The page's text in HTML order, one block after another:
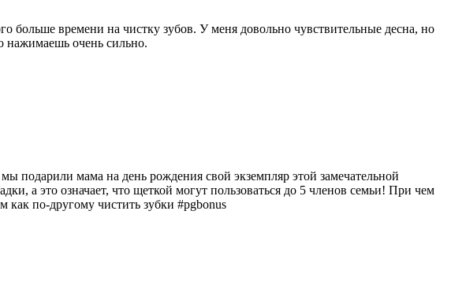
больше времени на чистку зубов. У меня довольно чувствительные десна, но
нажимаешь очень сильно.
подарили мама на день рождения свой экземпляр этой замечательной
а это означает, что щеткой могут пользоваться до 5 членов семьи! При чем
по-другому чистить зубки #pgbonus